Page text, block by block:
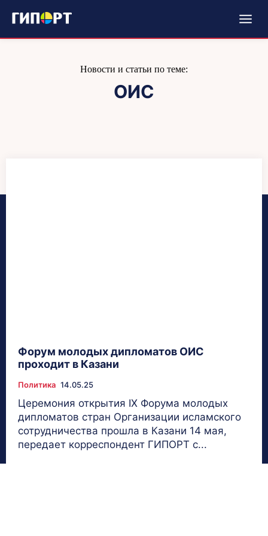
Новости и статьи по теме:
ОИС
Форум молодых дипломатов ОИС
проходит в Казани
Политика 14.05.25
Церемония открытия IX Форума молодых
дипломатов стран Организации исламского
сотрудничества прошла в Казани 14 мая,
передает корреспондент ГИПОРТ с...